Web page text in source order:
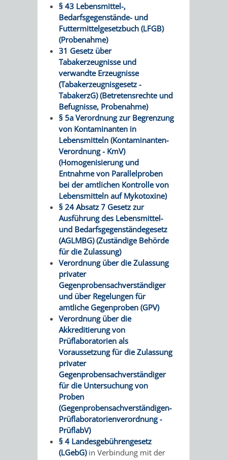
LEIHVERKEHR
DER
BIBLIOTHEK
SERVICE
FÜR
LEHRER/INNEN
&
ERZIEHER/INNEN
VERMIETUNG
VON
RÄUMEN
ALTEN
RATHAUS
STADTARCHIV
BENUTZUNG
MELDEKARTEI
/
FAMILIENFORSCHUNG
BESTANDSÜBERSICHT
VERÖFFENTLICHUNGEN
JÜDISCHE
SPUREN
IN
WEINHEIM
KRIEGERDENKMAL
NOTRUFNUMMERN
UND
NOTDIENSTE
PARTEIEN
EINRICHTUNGEN
SPIELPLÄTZE
SPORTSTÄTTEN
&
BÄDER
VERANSTALTUNGSRÄUME
STADTHALLE
ROLF-
ENGELBRECHT-
§ 43 Lebensmittel-,
Bedarfsgegenstände- und
Futtermittelgesetzbuch (LFGB)
(Probenahme)
31 Gesetz über
Tabakerzeugnisse und
verwandte Erzeugnisse
(Tabakerzeugnisgesetz -
TabakerzG) (Betretensrechte und
Befugnisse, Probenahme)
§ 5a Verordnung zur Begrenzung
von Kontaminanten in
Lebensmitteln (Kontaminanten-
Verordnung - KmV)
(Homogenisierung und
Entnahme von Parallelproben
bei der amtlichen Kontrolle von
Lebensmitteln auf Mykotoxine)
§ 24 Absatz 7 Gesetz zur
Ausführung des Lebensmittel-
und Bedarfsgegenständegesetz
(AGLMBG) (Zuständige Behörde
für die Zulassung)
Verordnung über die Zulassung
privater
Gegenprobensachverständiger
und über Regelungen für
amtliche Gegenproben (GPV)
Verordnung über die
Akkreditierung von
Prüflaboratorien als
Voraussetzung für die Zulassung
privater
Gegenprobensachverständiger
für die Untersuchung von
Proben
(Gegenprobensachverständigen-
Prüflaboratorienverordnung -
PrüflabV)
§ 4 Landesgebührengesetz
(LGebG)in Verbindung mit der